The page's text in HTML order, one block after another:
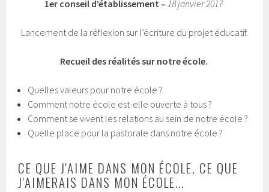
1er conseil d’établissement – 18 janvier 2017
Lancement de la réflexion sur l’écriture du projet éducatif.
Recueil des réalités sur notre école.
Quelles valeurs pour notre école ?
Comment notre école est-elle ouverte à tous ?
Comment se vivent les relations au sein de notre école ?
Quelle place pour la pastorale dans notre école ?
CE QUE J'AIME DANS MON ÉCOLE, CE QUE
J'AIMERAIS DANS MON ÉCOLE...